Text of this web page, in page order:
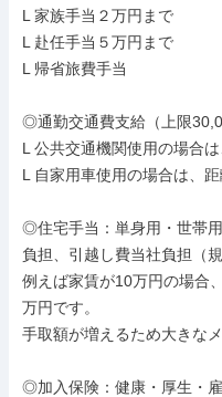
L 家族手当２万円まで
L 赴任手当５万円まで
L 帰省旅費手当
◎通勤交通費支給（上限
L 公共交通機関使用の場合
L 自家用車使用の場合は、
◎住宅手当：単身用・世帯
負担、引越し費当社負担（規
例えば家賃が10万円の場合
万円です。
手取額が増えるため大きなメ
◎加入保険：健康・厚生・